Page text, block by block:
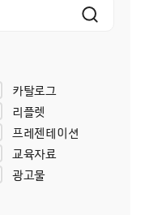
카탈로그
리플렛
프레젠테이션
교육자료
광고물